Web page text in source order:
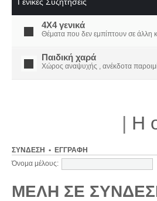
4X4 γενικά
Θέματα που δεν εμπίπτουν σε άλλη
Παιδική χαρά
Χώρος αναψυχής , ανέκδοτα
| Η
ΣΎΝΔΕΣΗ • ΕΓΓΡΑΦΉ
Όνομα μέλους:
ΜΈΛΗ ΣΕ